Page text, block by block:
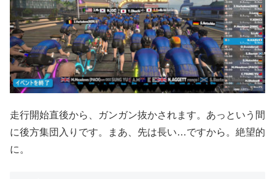
走行開始直後から、ガンガン抜かされます。あっという間
に後方集団入りです。まあ、先は長い…ですから。絶望的
に。